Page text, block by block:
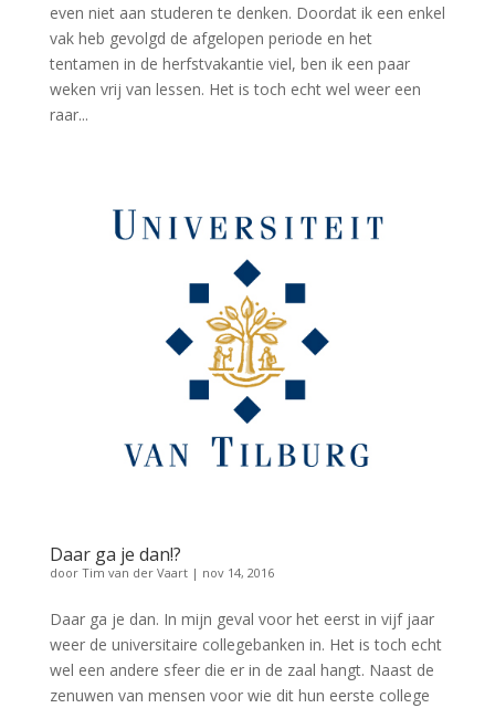
even niet aan studeren te denken. Doordat ik een enkel
vak heb gevolgd de afgelopen periode en het
tentamen in de herfstvakantie viel, ben ik een paar
weken vrij van lessen. Het is toch echt wel weer een
raar...
Daar ga je dan!?
door Tim van der Vaart| nov 14, 2016
Daar ga je dan. In mijn geval voor het eerst in vijf jaar
weer de universitaire collegebanken in. Het is toch echt
wel een andere sfeer die er in de zaal hangt. Naast de
zenuwen van mensen voor wie dit hun eerste college